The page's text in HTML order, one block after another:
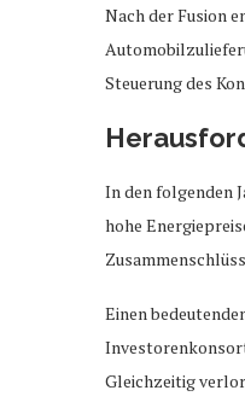
Nach der Fusion
Steuerung des
In den folgenden
hohe
Einen
Gleichzeitig